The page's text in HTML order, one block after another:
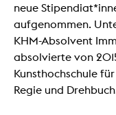
neue
aufgenommen.
KHM-Absolvent
absolvierte von
Kunsthochschule
Regie und